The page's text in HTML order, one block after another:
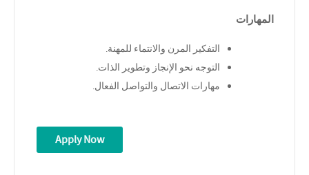
المهارات
التفكير المرن والانتماء للمهنة
التوجه نحو الإنجاز وتطوير الذات
مهارات الاتصال والتواصل الفعال
Apply Now